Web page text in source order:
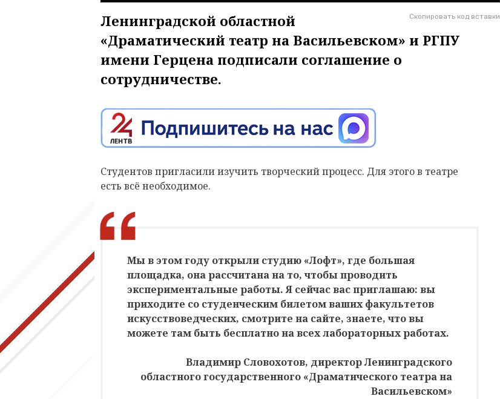
Скопировать код вставки
Ленинградской областной
«Драматический театр на Васильевском» и РГПУ
имени Герцена подписали соглашение о
сотрудничестве.
Студентов пригласили изучить творческий процесс. Для этого в театре
есть всё необходимое.
Мы в этом году открыли студию «Лофт», где большая
площадка, она рассчитана на то, чтобы проводить
экспериментальные работы. Я сейчас вас приглашаю: вы
приходите со студенческим билетом ваших факультетов
искусствоведческих, смотрите на сайте, знаете, что вы
можете там быть бесплатно на всех лабораторных работах.
Владимир Словохотов, директор Ленинградского
областного государственного «Драматического театра на
Васильевском»